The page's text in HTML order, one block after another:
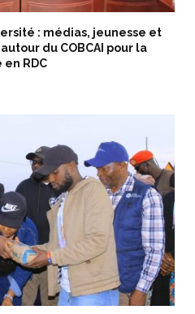
: médias, jeunesse et
du COBCAI pour la
RDC